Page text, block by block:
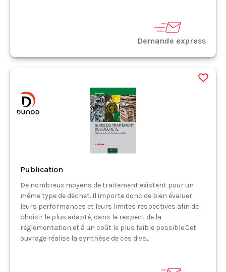
Demande express
Publication
De nombreux moyens de traitement existent pour un
même type de déchet. Il importe donc de bien évaluer
leurs performances et leurs limites respectives afin de
choisir le plus adapté, dans le respect de la
réglementation et à un coût le plus faible possible.Cet
ouvrage réalise la synthèse de ces dive...